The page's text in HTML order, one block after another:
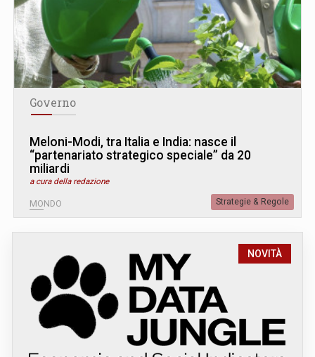
Governo
Meloni-Modi, tra Italia e India: nasce il
“partenariato strategico speciale” da 20
miliardi
a cura della redazione
MONDO Strategie & Regole
NOVITÀ